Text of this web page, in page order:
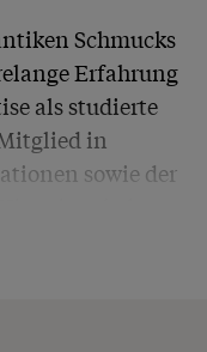
Schmucks
Erfahrung
als studierte
in
sowie der